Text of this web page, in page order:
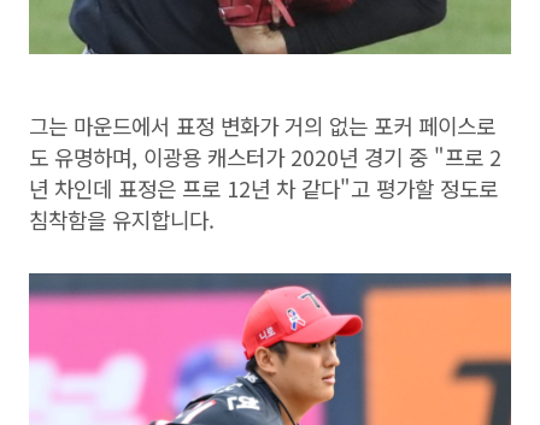
그는 마운드에서 표정 변화가 거의 없는 포커 페이스로
도 유명하며, 이광용 캐스터가 2020년 경기 중 "프로 2
년 차인데 표정은 프로 12년 차 같다"고 평가할 정도로
침착함을 유지합니다.